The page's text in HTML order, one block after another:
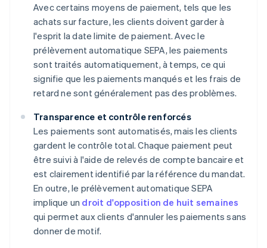
Avec certains moyens de paiement, tels que les
achats sur facture, les clients doivent garder à
l'esprit la date limite de paiement. Avec le
prélèvement automatique SEPA, les paiements
sont traités automatiquement, à temps, ce qui
signifie que les paiements manqués et les frais de
retard ne sont généralement pas des problèmes.
Transparence et contrôle renforcés
Les paiements sont automatisés, mais les clients
gardent le contrôle total. Chaque paiement peut
être suivi à l'aide de relevés de compte bancaire et
est clairement identifié par la référence du mandat.
En outre, le prélèvement automatique SEPA
implique un droit d'opposition de huit semaines
qui permet aux clients d'annuler les paiements sans
donner de motif.